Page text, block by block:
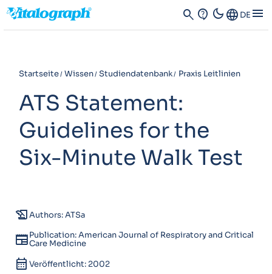
search contact_support dark_modeLanguage DE menu
Startseite Wissen Studiendatenbank Praxis Leitlinien
ATS Statement:
Guidelines for the
Six-Minute Walk Test
history_eduAuthors: ATSa
newspaperPublication: American Journal of Respiratory and Critical
Care Medicine
calendar_month Veröffentlicht: 2002